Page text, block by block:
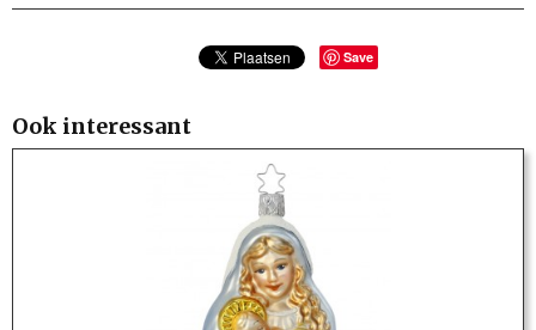
Save
Ook interessant